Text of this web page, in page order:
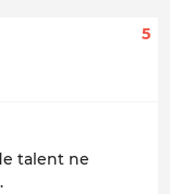
5
talent ne